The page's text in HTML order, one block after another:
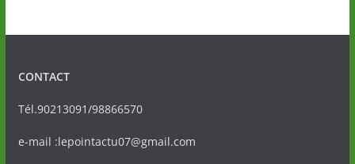
CONTACT
Tél.90213091/98866570
e-mail :lepointactu07@gmail.com